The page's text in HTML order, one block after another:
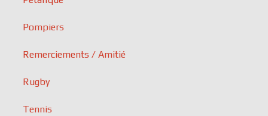
Pompiers
Remerciements / Amitié
Rugby
Tennis